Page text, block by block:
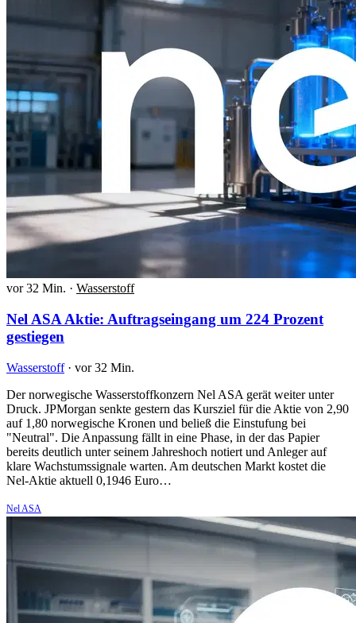
vor 32 Min. · Wasserstoff
Nel ASA Aktie: Auftragseingang um 224 Prozent
gestiegen
Wasserstoff · vor 32 Min.
Der norwegische Wasserstoffkonzern Nel ASA gerät weiter unter
Druck. JPMorgan senkte gestern das Kursziel für die Aktie von 2,90
auf 1,80 norwegische Kronen und beließ die Einstufung bei
"Neutral". Die Anpassung fällt in eine Phase, in der das Papier
bereits deutlich unter seinem Jahreshoch notiert und Anleger auf
klare Wachstumssignale warten. Am deutschen Markt kostet die
Nel-Aktie aktuell 0,1946 Euro…
Nel ASA